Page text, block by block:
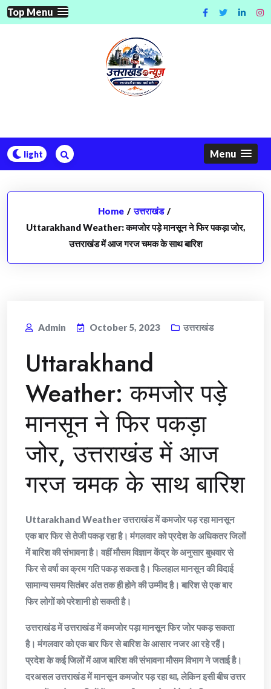
Skip
to
Top Menu
Menu
Home / उत्तराखंड /
Uttarakhand Weather: कमजोर पड़े मानसून ने फिर पकड़ा जोर,
उत्तराखंड में आज गरज चमक के साथ बारिश
Admin October 5, 2023 उत्तराखंड
Uttarakhand
Weather: कमजोर पड़े
मानसून ने फिर पकड़ा
जोर, उत्तराखंड में आज
गरज चमक के साथ बारिश
Uttarakhand Weather उत्तराखंड में कमजोर पड़ रहा मानसून
एक बार फिर से तेजी पकड़ रहा है। मंगलवार को प्रदेश के अधिकतर जिलों
में बारिश की संभावना है। वहीं मौसम विज्ञान केंद्र के अनुसार बुधवार से
फिर से वर्षा का क्रम गति पकड़ सकता है। फिलहाल मानसून की विदाई
सामान्य समय सितंबर अंत तक ही होने की उम्मीद है। बारिश से एक बार
फिर लोगों को परेशानी हो सकती है।
उत्तराखंड में उत्तराखंड में कमजोर पड़ा मानसून फिर जोर पकड़ सकता
है। मंगलवार को एक बार फिर से बारिश के आसार नजर आ रहे रहैं।
प्रदेश के कई जिलों में आज बारिश की संभावना मौसम विभाग ने जताई है।
दरअसल उत्तराखंड में मानसून कमजोर पड़ रहा था, लेकिन इसी बीच उत्तर